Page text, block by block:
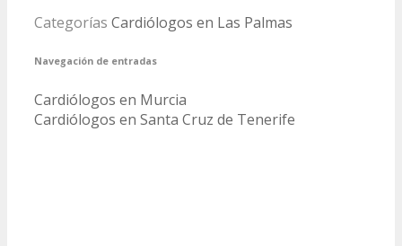
Categorías Cardiólogos en Las Palmas
Navegación de entradas
Cardiólogos en Murcia
Cardiólogos en Santa Cruz de Tenerife